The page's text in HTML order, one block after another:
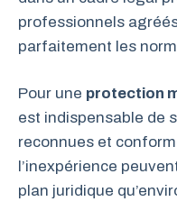
professionnels
parfaitement les
Pour une protection
est indispensable de
reconnues et
l’inexpérience
plan juridique